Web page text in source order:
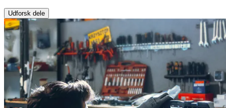
Udforsk dele